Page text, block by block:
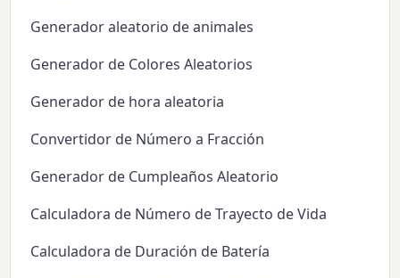
Generador aleatorio de animales
Generador de Colores Aleatorios
Generador de hora aleatoria
Convertidor de Número a Fracción
Generador de Cumpleaños Aleatorio
Calculadora de Número de Trayecto de Vida
Calculadora de Duración de Batería